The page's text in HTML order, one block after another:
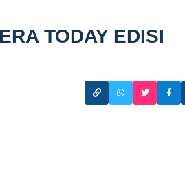
TODAY EDISI